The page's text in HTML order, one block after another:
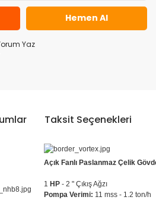
Hemen Al
Yaz
Taksit Seçenekleri
Açık Fanlı Paslanmaz Çelik
1 HP - 2 " Çıkış Ağzı
Pompa Verimi: 11 mss - 1.2 ton/h